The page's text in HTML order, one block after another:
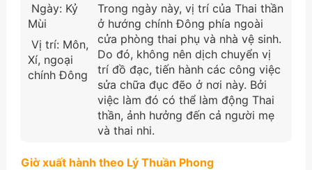
Ngày: Kỷ
Mùi
Vị trí: Môn,
Xí, ngoại
chính Đông
Trong ngày này, vị trí của Thai thần
ở hướng chính Đông phía ngoài
cửa phòng thai phụ và nhà vệ sinh.
Do đó, không nên dịch chuyển vị
trí đồ đạc, tiến hành các công việc
sửa chữa đục đẽo ở nơi này. Bởi
việc làm đó có thể làm động Thai
thần, ảnh hưởng đến cả người mẹ
và thai nhi.
Giờ xuất hành theo Lý Thuần Phong